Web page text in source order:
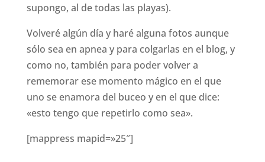
supongo, al de todas las playas).
Volveré algún día y haré alguna fotos aunque
sólo sea en apnea y para colgarlas en el blog, y
como no, también para poder volver a
rememorar ese momento mágico en el que
uno se enamora del buceo y en el que dice:
«esto tengo que repetirlo como sea».
[mappress mapid=»25″]